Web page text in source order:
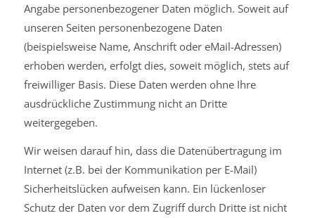
Angabe personenbezogener Daten möglich. Soweit auf
unseren Seiten personenbezogene Daten
(beispielsweise Name, Anschrift oder eMail-Adressen)
erhoben werden, erfolgt dies, soweit möglich, stets auf
freiwilliger Basis. Diese Daten werden ohne Ihre
ausdrückliche Zustimmung nicht an Dritte
weitergegeben.
Wir weisen darauf hin, dass die Datenübertragung im
Internet (z.B. bei der Kommunikation per E-Mail)
Sicherheitslücken aufweisen kann. Ein lückenloser
Schutz der Daten vor dem Zugriff durch Dritte ist nicht